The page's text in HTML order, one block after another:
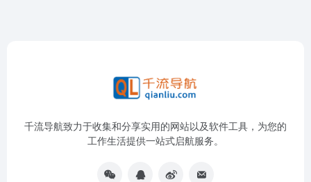
千流导航致力于收集和分享实用的网站以及软件工具，为您的
工作生活提供一站式启航服务。